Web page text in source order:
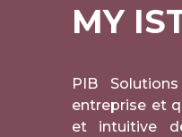
MY
PIB
entreprise et
et intuitive